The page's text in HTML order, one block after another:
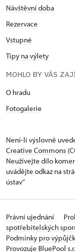
Návštěvní doba
Rezervace
Vstupné
Tipy na výlety
MOHLO BY VÁS
O hradu
Fotogalerie
Není-li výslovně
Creative Commons
Neužívejte dílo
uvádějte odkaz na
ústav“
Právní ujednání
spotřebitelských
Podmínky pro
Provozuje BluePool